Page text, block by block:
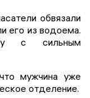
обвязали
его из водоема.
с сильным
мужчина уже
отделение.